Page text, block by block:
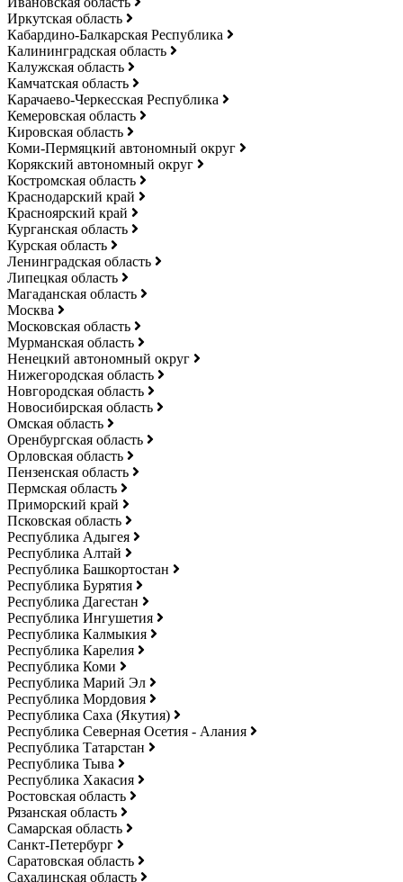
Иркутская область
Кабардино-Балкарская Республика
Калининградская область
Калужская область
Камчатская область
Карачаево-Черкесская Республика
Кемеровская область
Кировская область
Коми-Пермяцкий автономный округ
Корякский автономный округ
Костромская область
Краснодарский край
Красноярский край
Курганская область
Курская область
Ленинградская область
Липецкая область
Магаданская область
Москва
Московская область
Мурманская область
Ненецкий автономный округ
Нижегородская область
Новгородская область
Новосибирская область
Омская область
Оренбургская область
Орловская область
Пензенская область
Пермская область
Приморский край
Псковская область
Республика Адыгея
Республика Алтай
Республика Башкортостан
Республика Бурятия
Республика Дагестан
Республика Ингушетия
Республика Калмыкия
Республика Карелия
Республика Коми
Республика Марий Эл
Республика Мордовия
Республика Саха (Якутия)
Республика Северная Осетия - Алания
Республика Татарстан
Республика Тыва
Республика Хакасия
Ростовская область
Рязанская область
Самарская область
Санкт-Петербург
Саратовская область
Сахалинская область